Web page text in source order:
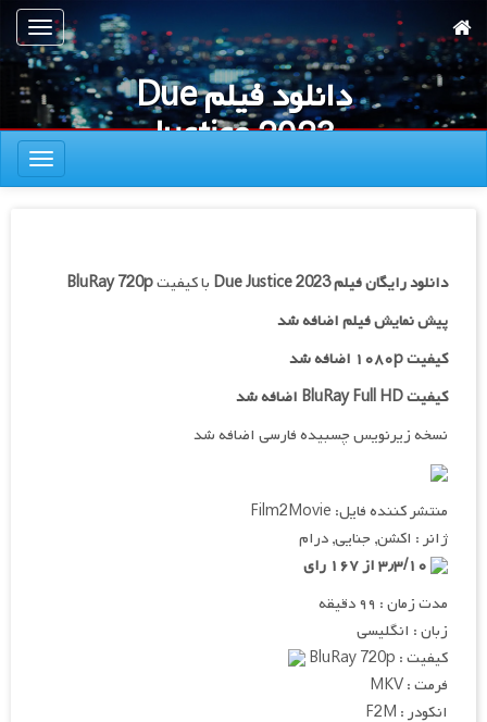
به
محتوای
اصلی
ناوبری
دانلود فیلم Due
Justice 2023
ناوبری
دانلود رایگان فیلمDue Justice 2023 با کیفیتBluRay 720p
پیش نمایش فیلم اضافه شد
کیفیت ۱۰۸۰p اضافه شد
کیفیت BluRay Full HD اضافه شد
نسخه زیرنویس چسبیده فارسی اضافه شد
منتشر کننده فایل: Film2Movie
ژانر : اکشن, جنایی, درام
مدت زمان : ۹۹ دقیقه
زبان : انگلیسی
کیفیت : BluRay 720p
فرمت : MKV
انکودر : F2M